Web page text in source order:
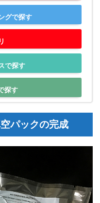
グで探す
で探す
探す
パックの完成